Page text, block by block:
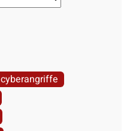
cyberangriffe